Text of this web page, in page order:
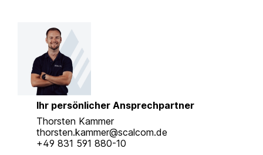
Ihr persönlicher Ansprechpartner
Thorsten Kammer
thorsten.kammer@scalcom.de
+49 831 591 880-10